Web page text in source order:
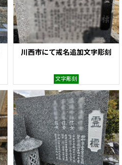
川西市にて戒名追加文字彫刻
文字彫刻